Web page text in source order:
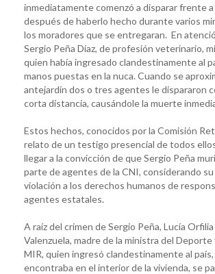
inmediatamente comenzó a disparar frente a
después de haberlo hecho durante varios
los moradores que se entregaran. En
Sergio Peña Díaz, de profesión veterinario,
quien había ingresado clandestinamente al
manos puestas en la nuca. Cuando se
antejardín dos o tres agentes le dispararon
corta distancia, causándole la muerte
Estos hechos, conocidos por la Comisión
relato de un testigo presencial de todos
llegar a la convicción de que Sergio Peña
parte de agentes de la CNI, considerando
violación a los derechos humanos de
agentes estatales.
A raíz del crimen de Sergio Peña, Lucía
Valenzuela, madre de la ministra del
MIR, quien ingresó clandestinamente al
encontraba en el interior de la vivienda, se